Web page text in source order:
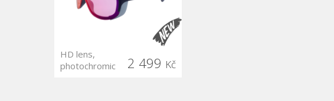
HD lens,
photochromic
2 499 Kč